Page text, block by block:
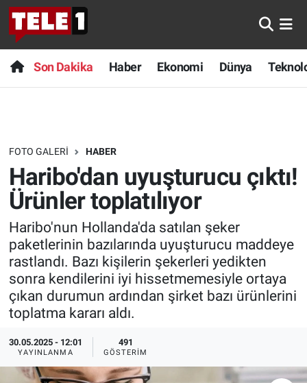
Son Dakika Haber Ekonomi Dünya
FOTO GALERI HABER
Haribo'dan uyuşturucu çıktı!
Ürünler toplatılıyor
Haribo'nun Hollanda'da satılan şeker
paketlerinin bazılarında uyuşturucu maddeye
rastlandı. Bazı kişilerin şekerleri yedikten
sonra kendilerini iyi hissetmemesiyle ortaya
çıkan durumun ardından şirket bazı ürünlerini
toplatma kararı aldı.
30.05.2025 - 12:01
YAYINLANMA
491
GÖSTERIM
Anında Manşet
Başka Sohbetler
Bilim turu
Bilim ve Teknoloji Evreni
Doğa Konuşuyor
Dünya
Ege Saati
Eğitim
Son Dakika
Haber
Dünya
Teknoloji
Sağlık
Spor
Yayın Akışı
Nöbetçi Eczaneler
Hava Durumu
Trafik Durumu
Süper Lig Puan Durumu ve Fikstür
Tüm Manşetler
Son Dakika Haberleri
Haber Arşivi